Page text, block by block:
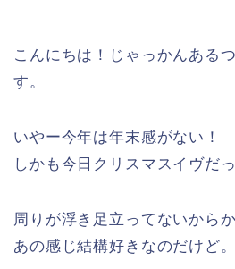
こんにちは！じゃっかんある
す。
いやー今年は年末感がない！
しかも今日クリスマスイヴだっ
周りが浮き足立ってないから
あの感じ結構好きなのだけど。